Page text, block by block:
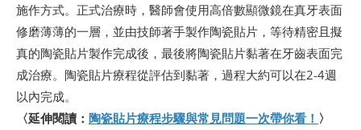
施作方式。正式治療時，醫師會使用高倍數顯微鏡在真牙表面
修磨薄薄的一層，並由技師著手製作陶瓷貼片，等待精密且擬
真的陶瓷貼片製作完成後，最後將陶瓷貼片黏著在牙齒表面完
成治療。陶瓷貼片療程從評估到黏著，過程大約可以在2-4週
以內完成。
〈延伸閱讀： 陶瓷貼片療程步驟與常見問題一次帶你看！ 〉